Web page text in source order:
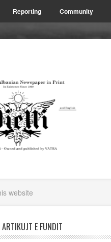
Reporting Community
ARTIKUJT E FUNDIT